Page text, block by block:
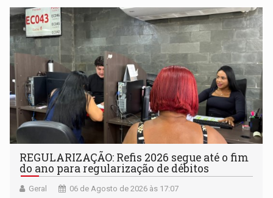
Goiás
REGULARIZAÇÃO: Refis 2026 segue até o fim
do ano para regularização de débitos
Geral 06 de Agosto de 2026 às 17:07